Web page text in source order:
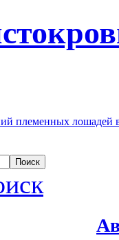
лошадей